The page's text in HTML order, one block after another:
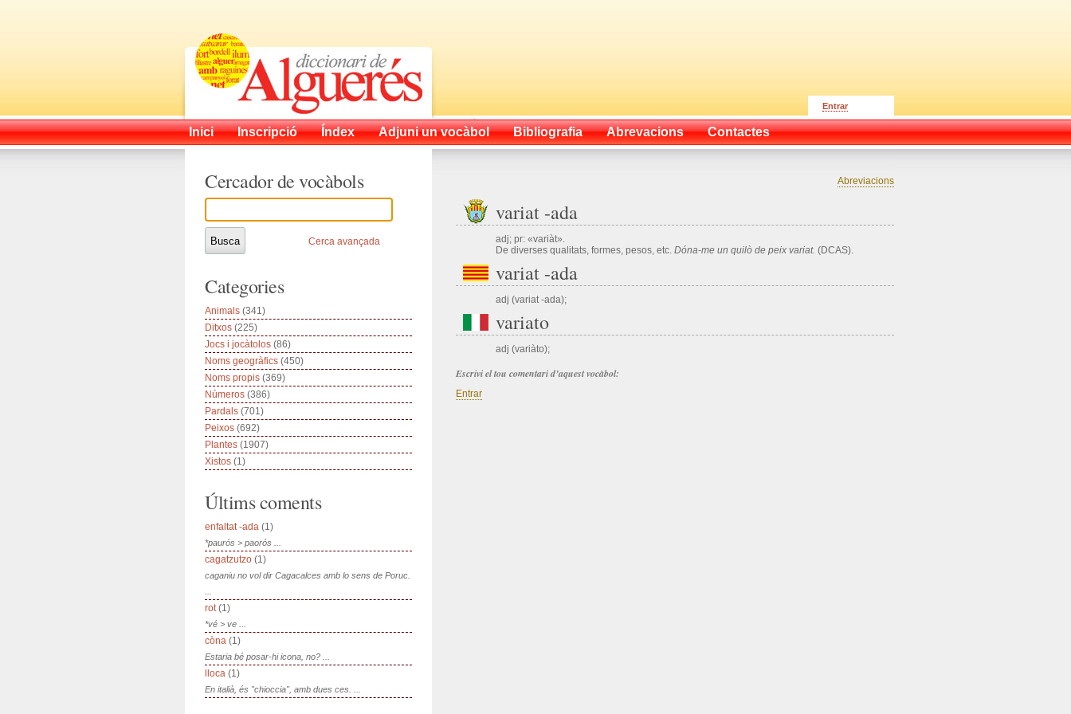
Entrar
Inici Inscripció Índex Adjuni un vocàbol Bibliografia Abrevacions Contactes
Abreviacions
variat -ada
adj; pr: «variàt».
De diverses qualitats, formes, pesos, etc. Dóna-me un quilò de peix variat. (DCAS).
variat -ada
adj (variat -ada);
variato
adj (variàto);
Escrivi el tou comentari d’aquest vocàbol:
Entrar
Cercador de vocàbols
Cerca avançada
Categories
Animals (341)
Ditxos (225)
Jocs i jocàtolos (86)
Noms geogràfics (450)
Noms propis (369)
Números (386)
Pardals (701)
Peixos (692)
Plantes (1907)
Xistos (1)
Últims coments
enfaltat -ada (1)
*paurós > paorós ...
cagatzutzo (1)
caganiu no vol dir Cagacalces amb lo sens de Poruc.
rot(1)
*vé > ve ...
còna (1)
Estaria bé posar-hi icona, no? ...
lloca (1)
En italià, és "chioccia", amb dues ces. ...